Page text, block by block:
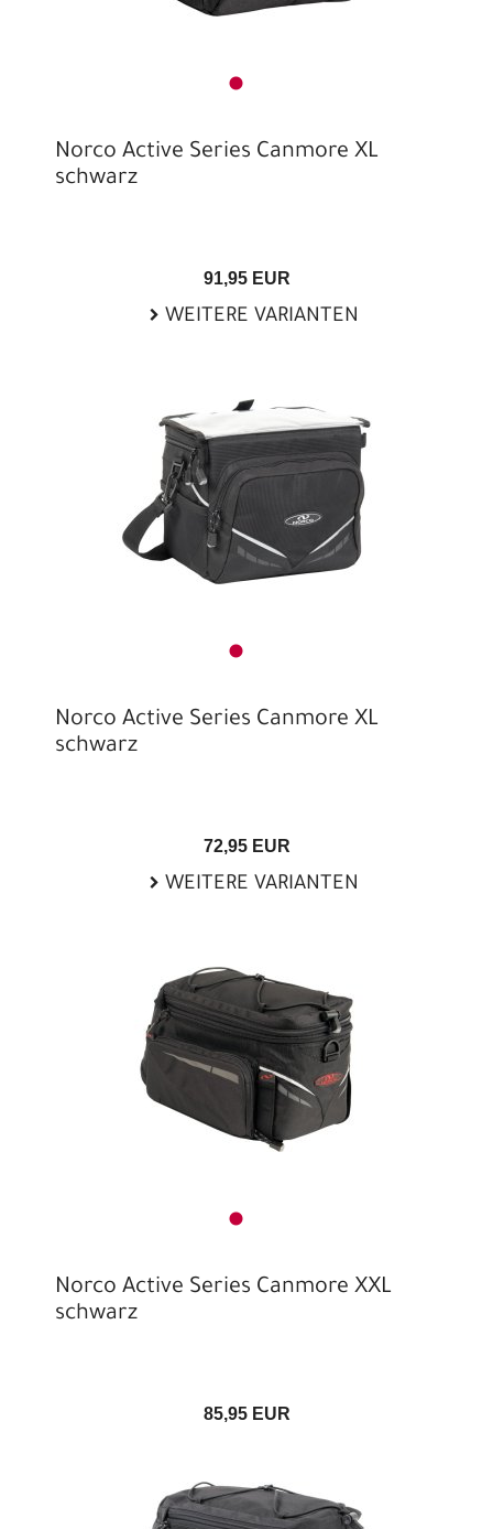
Norco Active Series Canmore XL
schwarz
91,95 EUR
WEITERE VARIANTEN
Norco Active Series Canmore XL
schwarz
72,95 EUR
WEITERE VARIANTEN
Norco Active Series Canmore XXL
schwarz
85,95 EUR